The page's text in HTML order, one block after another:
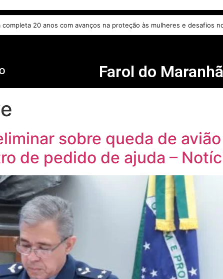
contra HPV obrigatória e prioriza testes moleculares para câncer de
Farol do
sobre queda de
de pedido de ajuda –